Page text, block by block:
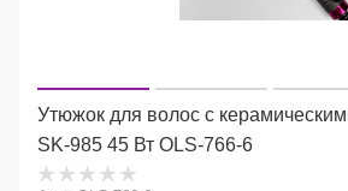
Утюжок для волос с
SK-985 45 Вт OLS-766-6